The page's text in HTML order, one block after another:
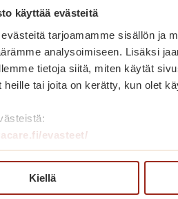
käyttää evästeitä
tarjoamamme sisällön ja
analysoimiseen. Lisäksi
tietoja siitä, miten käytät
heille tai joita on kerätty, kun olet
evasteet/
Kiellä
aktiivista
tukea
rakentaa